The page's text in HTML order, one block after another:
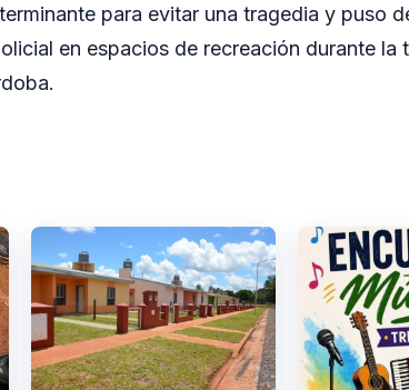
para evitar una tragedia y puso
en espacios de recreación durante la